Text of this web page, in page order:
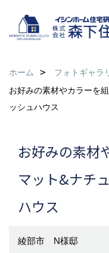
ホーム フォトギャラ
お好みの素材やカラーを
ッシュハウス
お好みの素材
マット&ナチ
ハウス
綾部市 N様邸